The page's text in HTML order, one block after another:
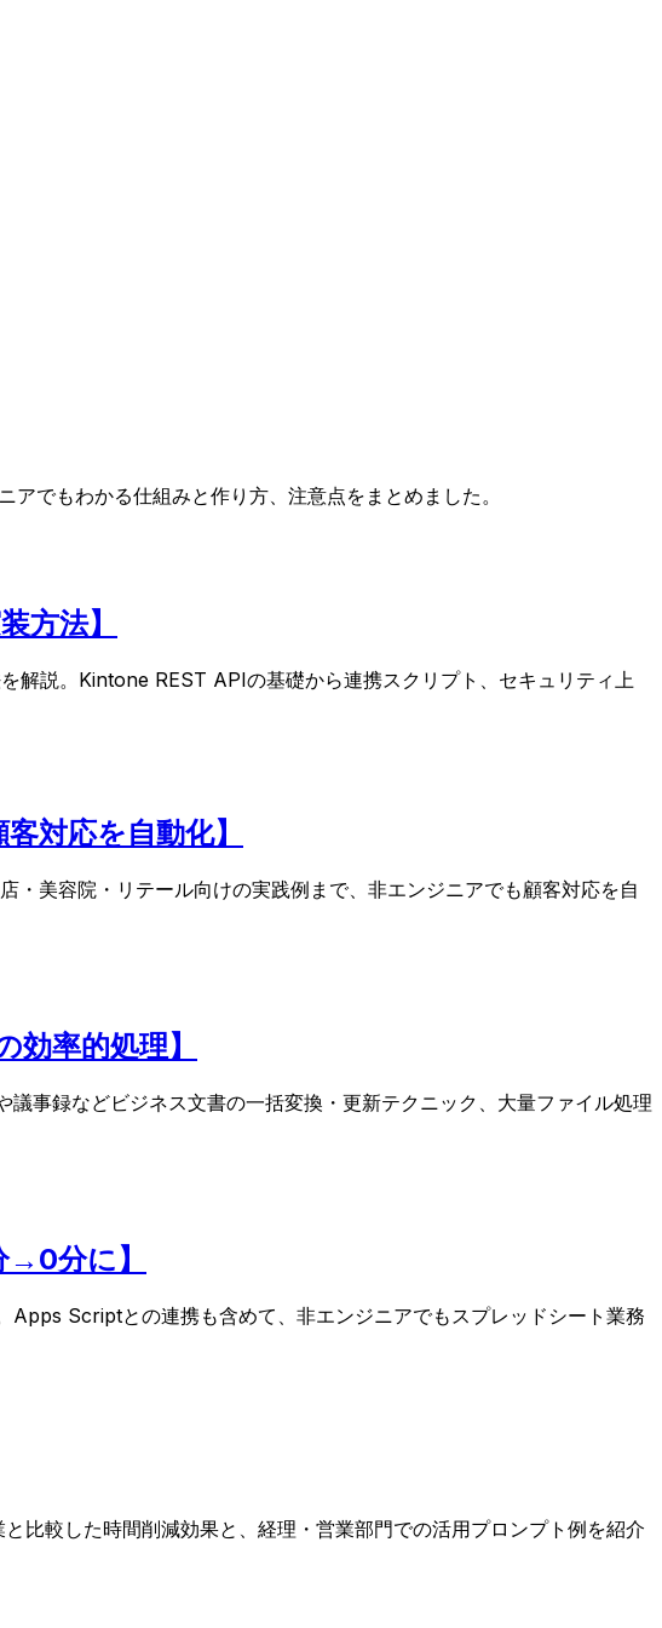
でもわかる仕組みと作り方、注意点をまとめました。
方法】
解説。Kintone REST APIの基礎から連携スクリプト、セキュリティ上
対応を自動化】
美容院・リテール向けの実践例まで、非エンジニアでも顧客対応を自
率的処理】
事録などビジネス文書の一括変換・更新テクニック、大量ファイル処理
分に】
Scriptとの連携も含めて、非エンジニアでもスプレッドシート業務
比較した時間削減効果と、経理・営業部門での活用プロンプト例を紹介